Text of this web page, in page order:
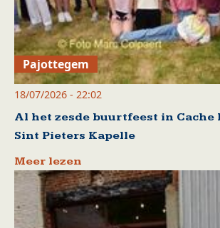
Pajottegem
18/07/2026 - 22:02
Al het zesde buurtfeest in Cache
Sint Pieters Kapelle
Meer lezen